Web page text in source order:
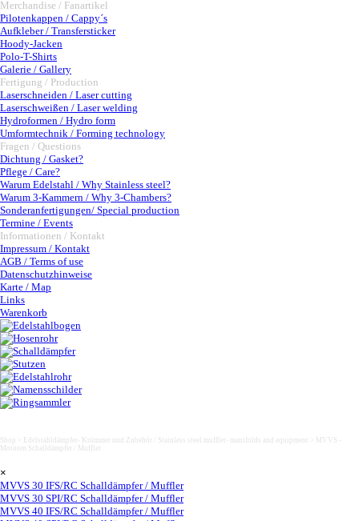
Merchandise / Fanartikel
Pilotenkappen / Cappy´s
Aufkleber / Transfersticker
Hoody-Jacken
Polo-T-Shirts
Galerie / Gallery
Fertigung / Production
Laserschneiden / Laser cutting
Laserschweißen / Laser welding
Hydroformen / Hydro form
Umformtechnik / Forming technology
Fragen / Questions
Dichtung / Gasket?
Pflege / Care?
Warum Edelstahl / Why Stainless steel?
Warum 3-Kammern / Why 3-Chambers?
Sonderanfertigungen/ Special production
Termine / Events
Informationen / Kontakt
Impressum / Kontakt
AGB / Terms of use
Datenschutzhinweise
Karte / Map
Links
Warenkorb
Shop > Edelstahldämpfer- Krümmer und Zubehör / Stainless steel muffler- manifolds and equipment >
MVVS -
Motoren Schalldämpfer / Muffler
×
MVVS 30 IFS/RC Schalldämpfer / Muffler
MVVS 30 SPI/RC Schalldämpfer / Muffler
MVVS 40 IFS/RC Schalldämpfer / Muffler